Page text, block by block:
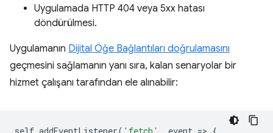
Uygulamada HTTP 404 veya 5xx hatası
döndürülmesi.
Uygulamanın Dijital Öğe Bağlantıları doğrulamasını
geçmesini sağlamanın yanı sıra, kalan senaryolar bir
hizmet çalışanı tarafından ele alınabilir: